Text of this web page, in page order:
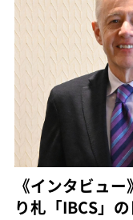
《インタビュ
り札「IBCS」